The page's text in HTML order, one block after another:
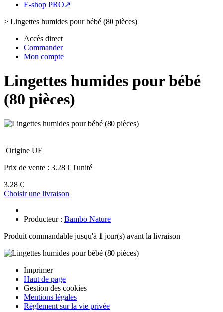
E-shop PRO↗
> Lingettes humides pour bébé (80 pièces)
Accès direct
Commander
Mon compte
Lingettes humides pour bébé
(80 pièces)
Origine UE
Prix de vente : 3.28 € l'unité
3.28 €
Choisir une livraison
Producteur : Bambo Nature
Produit commandable jusqu'à 1 jour(s) avant la livraison
Imprimer
Haut de page
Gestion des cookies
Mentions légales
Règlement sur la vie privée